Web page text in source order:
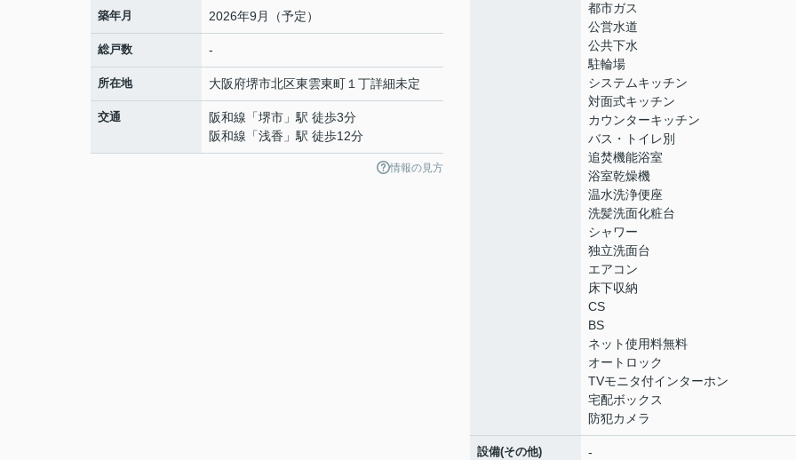
築年月 2026年9月（予定）
総戸数 -
所在地 大阪府堺市北区東雲東町 １丁詳細未定
交通 阪和線 「堺市 」駅 徒歩3分
阪和線 「浅香 」駅 徒歩12分
情報の見方
都市ガス
公営水道
公共下水
駐輪場
システムキッチン
対面式キッチン
カウンターキッチン
バス・トイレ別
追焚機能浴室
浴室乾燥機
温水洗浄便座
洗髪洗面化粧台
シャワー
独立洗面台
エアコン
床下収納
CS
BS
ネット使用料無料
オートロック
TVモニタ付インターホン
宅配ボックス
防犯カメラ
設備(その他) -